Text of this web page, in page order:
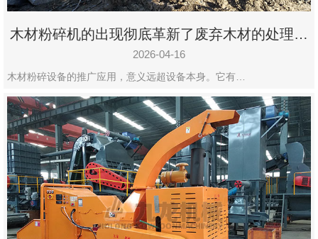
木材粉碎机的出现彻底革新了废弃木材的处理模
式
2026-04-16
木材粉碎设备的推广应用，意义远超设备本身。它有…